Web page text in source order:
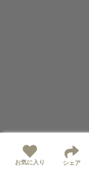
お気に入り シェア